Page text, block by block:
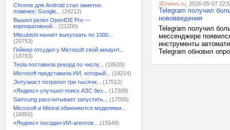
Chrome для Android стал заметно
плавнее: Google...
(24212)
Вышел релиз OpenIDE Pro —
корпоративной...
(21200)
Mitsubishi начнёт выпускать по 1000...
(20753)
Геймер отсудил у Microsoft свой аккаунт...
(18783)
Tesla поставила рекорд по числу...
(18533)
Microsoft представила ИИ, который...
(18214)
Энтузиаст потратил три тысячи...
(17512)
«Яндекс» улучшил поиск АЗС без...
(17308)
Samsung рассчитывает запустить...
(17056)
Microsoft и Mistral обменяются моделями...
(16850)
«Яндекс» посадил ИИ-агентов...
(15548)
3Dnews.ru , 2026-05-07
Telegram получил
нововведения
Telegram получил
мессенджере
инструменты
Telegram обновил